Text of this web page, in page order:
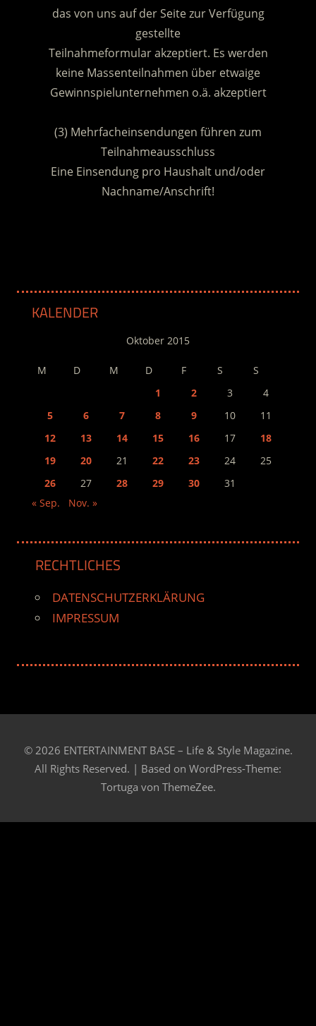
das von uns auf der Seite zur Verfügung
gestellte
Teilnahmeformular akzeptiert. Es werden
keine Massenteilnahmen über etwaige
Gewinnspielunternehmen o.ä. akzeptiert
(3) Mehrfacheinsendungen führen zum
Teilnahmeausschluss
Eine Einsendung pro Haushalt und/oder
Nachname/Anschrift!
KALENDER
Oktober 2015
M D M D F S
S
1
2 3
4
5
6 7 8 9 10
11
12
13 14 15 16 17
18
19
20 21 22 23 24
25
26
27 28 29 30
31
« Sep.
Nov. »
RECHTLICHES
DATENSCHUTZERKLÄRUNG
IMPRESSUM
© 2026 ENTERTAINMENT BASE – Life & Style Magazine.
All Rights Reserved. | Based on WordPress-Theme:
Tortuga von ThemeZee.